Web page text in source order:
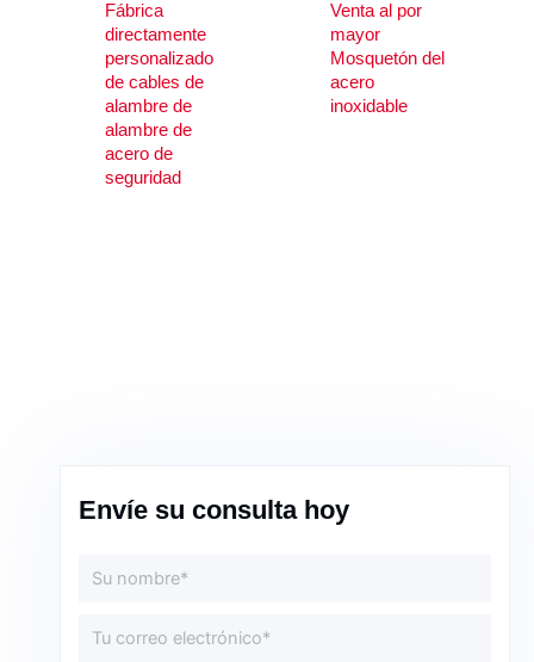
Fábrica
directamente
personalizado
de cables de
alambre de
alambre de
acero de
seguridad
Venta al por
mayor
Mosquetón del
acero
inoxidable
Envíe su consulta hoy